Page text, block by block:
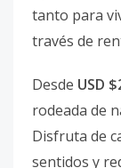
tanto para
través de
Desde USD
rodeada de
Disfruta de
sentidos y